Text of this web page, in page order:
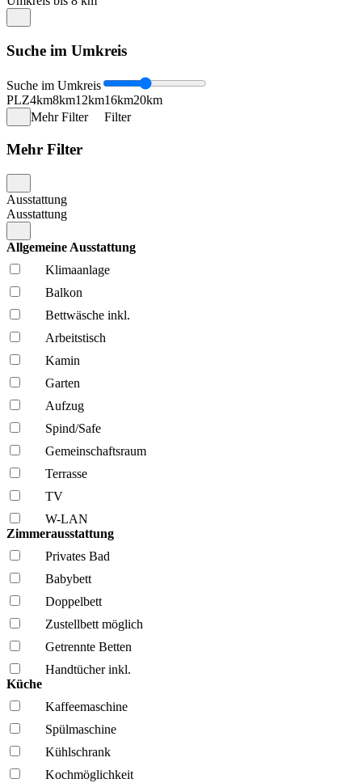
Suche im Umkreis
Suche im Umkreis
PLZ4km8km12km16km20km
Mehr Filter
Filter
Mehr Filter
Ausstattung
Ausstattung
Allgemeine Ausstattung
Klima­anlage
Balkon
Bettwäsche inkl.
Arbeitstisch
Kamin
Garten
Aufzug
Spind/Safe
Gemeinschafts­raum
Terrasse
TV
W-LAN
Zimmerausstattung
Privates Bad
Babybett
Doppelbett
Zustellbett möglich
Getrennte Betten
Handtücher inkl.
Küche
Kaffee­maschine
Spül­maschine
Kühl­schrank
Kochmöglich­keit